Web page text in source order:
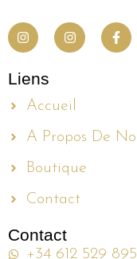
Liens
Accueil
A Propos De
Boutique
Contact
Contact
+34 612 529 895